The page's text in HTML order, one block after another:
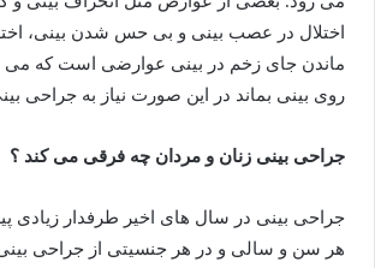
اختلال در عصب بینی و بی حس شدن بینی،
ماندن جای زخم در بینی عوارضی است که می
روی بینی بماند در این صورت نیاز به جراحی
جراحی بینی زنان و مردان چه فرقی می کند ؟
جراحی بینی در سال های اخیر طرفدار زیادی
هر سن و سالی و در هر جنسیتی از جراحی